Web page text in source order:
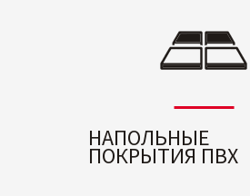
НАПОЛЬНЫЕ
ПОКРЫТИЯ ПВХ